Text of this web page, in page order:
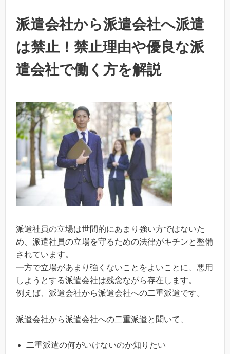
派遣会社から派遣会社へ派遣
は禁止！禁止理由や優良な派
遣会社で働く方を解説
派遣社員の立場は世間的にあまり強い方ではないた
め、派遣社員の立場を守るための法律がキチンと整備
されています。
一方で立場があまり強くないことをよいことに、悪用
しようとする派遣会社は残念ながら存在します。
例えば、派遣会社から派遣会社への二重派遣です。
派遣会社から派遣会社への二重派遣と聞いて、
二重派遣の何がいけないのか知りたい